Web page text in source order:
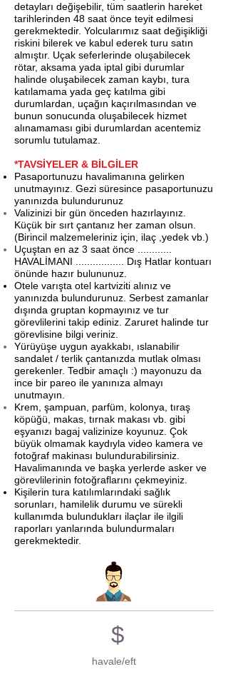
detayları değişebilir, tüm saatlerin hareket
tarihlerinden 48 saat önce teyit edilmesi
gerekmektedir. Yolcularımız saat değişikliği
riskini bilerek ve kabul ederek turu satın
almıştır. Uçak seferlerinde oluşabilecek
rötar, aksama yada iptal gibi durumlar
halinde oluşabilecek zaman kaybı, tura
katılamama yada geç katılma gibi
durumlardan, uçağın kaçırılmasından ve
bunun sonucunda oluşabilecek hizmet
alınamaması gibi durumlardan acentemiz
sorumlu tutulamaz.
*TAVSİYELER & BİLGİLER
Pasaportunuzu havalimanına gelirken
unutmayınız. Gezi süresince pasaportunuzu
yanınızda bulundurunuz
Valizinizi bir gün önceden hazırlayınız.
Küçük bir sırt çantanız her zaman olsun.
(Birincil malzemeleriniz için, ilaç ,yedek vb.)
Uçuştan en az 3 saat önce ............
HAVALİMANI ................. Dış Hatlar kontuarı
önünde hazır bulununuz.
Otele varışta otel kartviziti alınız ve
yanınızda bulundurunuz. Serbest zamanlar
dışında gruptan kopmayınız ve tur
görevlilerini takip ediniz. Zaruret halinde tur
görevlisine bilgi veriniz.
Yürüyüşe uygun ayakkabı, ıslanabilir
sandalet / terlik çantanızda mutlak olması
gerekenler. Tedbir amaçlı :) mayonuzu da
ince bir pareo ile yanınıza almayı
unutmayın.
Krem, şampuan, parfüm, kolonya, tıraş
köpüğü, makas, tırnak makası vb. gibi
eşyanızı bagaj valizinize koyunuz. Çok
büyük olmamak kaydıyla video kamera ve
fotoğraf makinası bulundurabilirsiniz.
Havalimanında ve başka yerlerde asker ve
görevlilerinin fotoğraflarını çekmeyiniz.
Kişilerin tura katılımlarındaki sağlık
sorunları, hamilelik durumu ve sürekli
kullanımda bulundukları ilaçlar ile ilgili
raporları yanlarında bulundurmaları
gerekmektedir.
$
havale/eft